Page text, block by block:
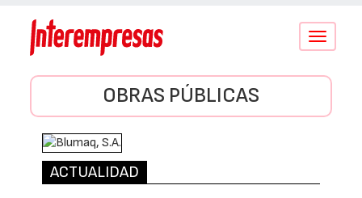
Conmutar
OBRAS PÚBLICAS
ACTUALIDAD